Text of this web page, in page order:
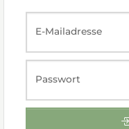
E-Mailadresse
Passwort